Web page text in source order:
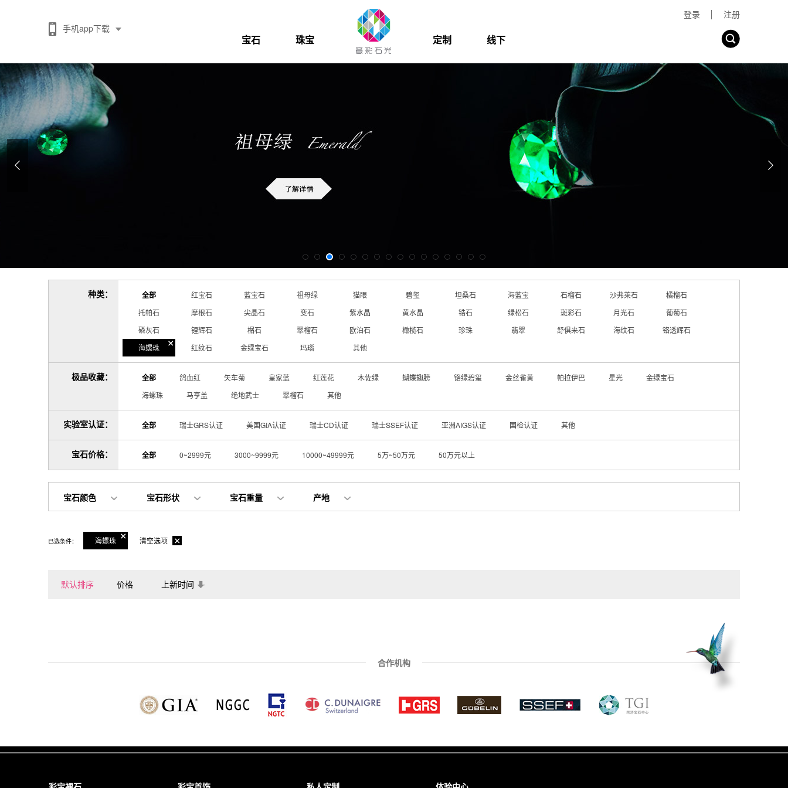
手机app下载
宝石 珠宝 定制 线下
登录 注册
种类： 全部 红宝石 蓝宝石 祖母绿 猫眼 碧玺 坦桑石 海蓝宝 石榴石 沙弗莱石
橘榴石
托帕石
摩根石 尖晶石 变石 紫水晶 黄水晶 锆石 绿松石 斑彩石 月光石
葡萄石
磷灰石
锂辉石 榍石 翠榴石 欧泊石 橄榄石 珍珠 翡翠 舒俱来石 海纹石
铬透辉石
海螺珠
红纹石 金绿宝石 玛瑙 其他
极品收藏： 全部 鸽血红 矢车菊 皇家蓝 红莲花 木佐绿 蝴蝶翅膀 铬绿碧玺 金丝雀黄 帕拉伊巴 星光
金绿宝石
海螺珠
马亨盖 绝地武士 翠榴石 其他
实验室认证： 全部 瑞士GRS认证 美国GIA认证 瑞士CD认证 瑞士SSEF认证 亚洲AIGS认证 国检认证 其他
宝石价格： 全部 0~2999元 3000~9999元 10000~49999元 5万~50万元 50万元以上
宝石颜色 宝石形状 宝石重量 产地
已选条件： 海螺珠 清空选项
默认排序 价格 上新时间
合作机构